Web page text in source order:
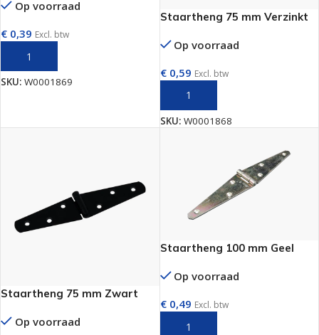
Op voorraad
€ 0,39 Excl. btw
SKU: W0001869
Staartheng 75 mm Verzinkt
Op voorraad
€0,59 Excl. btw
SKU: W0001868
Staartheng 75 mm Zwart
Op voorraad
Staartheng 100 mm Geel
Op voorraad
€0,49 Excl. btw